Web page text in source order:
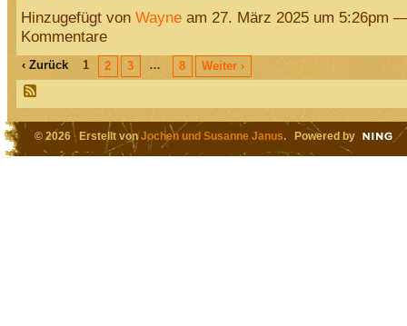
Hinzugefügt von Wayneam 27. März 2025 um 5:26pm
Kommentare
‹ Zurück 1 2 3 … 8 Weiter ›
© 2026 Erstellt vonJochen und Susanne Janus. Powered by